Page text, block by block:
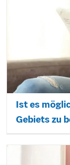
Ist es
Gebiets zu